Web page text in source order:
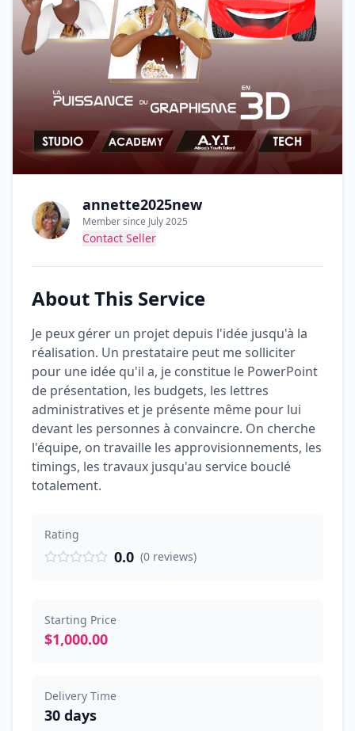
annette2025new
Member since July 2025
Contact Seller
About This Service
Je peux gérer un projet depuis l'idée jusqu'à la
réalisation. Un prestataire peut me solliciter
pour une idée qu'il a, je constitue le PowerPoint
de présentation, les budgets, les lettres
administratives et je présente même pour lui
devant les personnes à convaincre. On cherche
l'équipe, on travaille les approvisionnements, les
timings, les travaux jusqu'au service bouclé
totalement.
Rating
0.0 (0 reviews)
Starting Price
$1,000.00
Delivery Time
30 days